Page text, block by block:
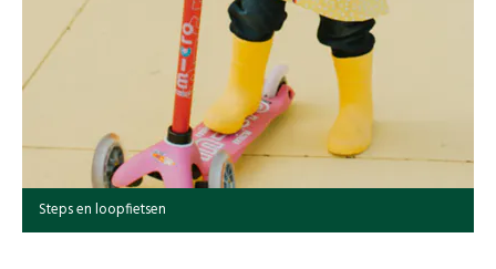
Steps en loopfietsen